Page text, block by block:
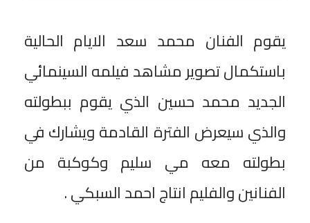
يقوم الفنان محمد سعد الايام الحالية
باستكمال تصوير مشاهد فيلمه السينمائي
الجديد محمد حسين الذي يقوم ببطولته
والذي سيعرض الفترة القادمة ويشارك في
بطولته معه مي سليم وكوكبة من
الفنانين والفليم انتاج احمد السبكي .